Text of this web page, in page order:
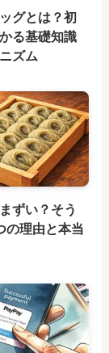
グとは？初
る基礎知識
ズム
ずい？そう
の理由と本当